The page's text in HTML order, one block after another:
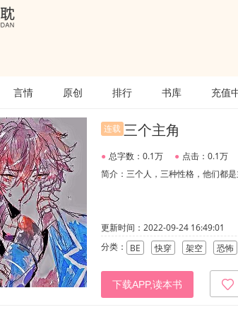
言情 原创 排行 书库 充值
连载 三个主角
● 总字数：0.1万 ● 点击：0.1万
简介：三个人，三种性格，他们都
更新时间：2022-09-24 16:49:01
分类：
BE 快穿 架空 恐怖
下载APP,读本书